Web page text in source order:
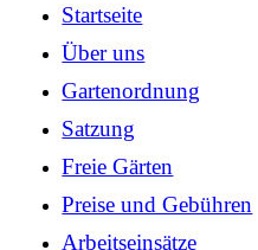
Startseite
Über uns
Gartenordnung
Satzung
Freie Gärten
Preise und Gebühren
Arbeitseinsätze